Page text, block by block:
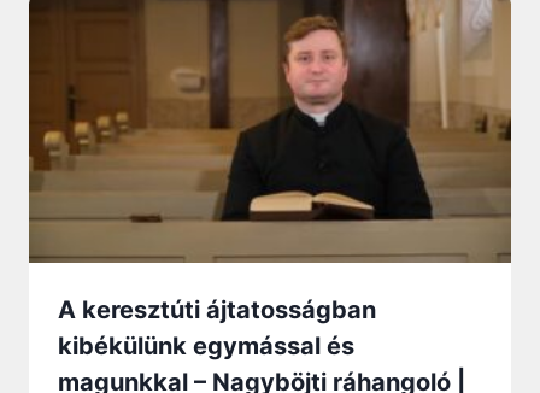
A keresztúti ájtatosságban
kibékülünk egymással és
magunkkal – Nagyböjti ráhangoló |